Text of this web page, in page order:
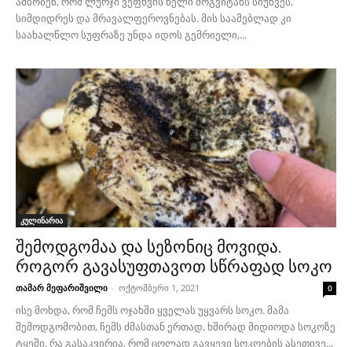
სიმდიდრეს და მრავალფეროვნებას. მის საამებლად კი
საახალწლო სუფრაზე უნდა იდოს გემრიელი,...
კულინარია
შემოდგომაა და სეზონიც მოვიდა.
როგორ გავასუფთავოთ სწრაფად სოკო
თამარ მეფარიშვილი - ოქტომბერი 1, 2021 0
ისე მოხდა, რომ ჩემს ოჯახში ყველას უყვარს სოკო. მამა
შემოდგომობით, ჩემს ძმასთან ერთად, ხშირად მიდიოდა სოკოზე
ტყეში. რა გასაკვირია, რომ ცოლად გავყევი სოკოების ასეთივე...